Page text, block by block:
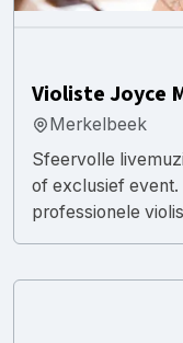
Violiste Joyce
Merkelbeek
Sfeervolle
of exclusief
professionele